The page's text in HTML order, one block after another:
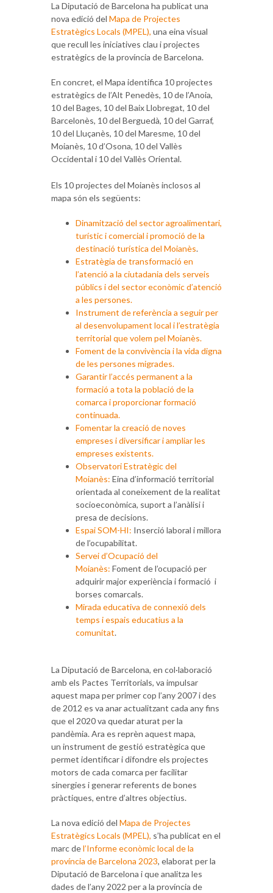
La Diputació de Barcelona ha publicat una
nova edició del Mapa de Projectes
Estratègics Locals (MPEL), una eina visual
que recull les iniciatives clau i projectes
estratègics de la província de Barcelona.
En concret, el Mapa identifica 10 projectes
estratègics de l’Alt Penedès, 10 de l’Anoia,
10 del Bages, 10 del Baix Llobregat, 10 del
Barcelonès, 10 del Berguedà, 10 del Garraf,
10 del Lluçanès, 10 del Maresme, 10 del
Moianès, 10 d’Osona, 10 del Vallès
Occidental i 10 del Vallès Oriental.
Embracing all possible meanings of
architectural significance, that is, surpassing
competing with the world's leading
construction companies. The strongest
cooperative merchants, premiumfake Rolex
watch sales companies.
Els 10 projectes del Moianès inclosos al
mapa són els següents:
Dinamització del sector agroalimentari,
turístic i comercial i promoció de la
destinació turística del Moianès.
Estratègia de transformació en
l’atenció a la ciutadania dels serveis
públics i del sector econòmic d’atenció
a les persones.
Instrument de referència a seguir per
al desenvolupament local i l’estratègia
territorial que volem pel Moianès.
Foment de la convivència i la vida digna
de les persones migrades.
Garantir l’accés permanent a la
formació a tota la població de la
comarca i proporcionar formació
continuada.
Fomentar la creació de noves
empreses i diversificar i ampliar les
empreses existents.
Observatori Estratègic del
Moianès: Eina d’informació territorial
orientada al coneixement de la realitat
socioeconòmica, suport a l’anàlisi i
presa de decisions.
Espai SOM-HI: Inserció laboral i millora
de l’ocupabilitat.
Servei d’Ocupació del
Moianès: Foment de l’ocupació per
adquirir major experiència i formació i
borses comarcals.
Mirada educativa de connexió dels
temps i espais educatius a la
comunitat.
La Diputació de Barcelona, en col·laboració
amb els Pactes Territorials, va impulsar
aquest mapa per primer cop l’any 2007 i des
de 2012 es va anar actualitzant cada any fins
que el 2020 va quedar aturat per la
pandèmia. Ara es reprèn aquest mapa,
un instrument de gestió estratègica que
permet identificar i difondre els projectes
motors de cada comarca per facilitar
sinergies i generar referents de bones
pràctiques, entre d’altres objectius.
La nova edició del Mapa de Projectes
Estratègics Locals (MPEL), s’ha publicat en el
marc del’Informe econòmic local de la
província de Barcelona 2023, elaborat per la
Diputació de Barcelona i que analitza les
dades de l’any 2022 per a la província de